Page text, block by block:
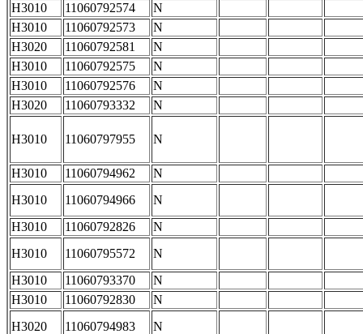
H3010
11060792574
N
H3010
11060792573
N
H3020
11060792581
N
H3010
11060792575
N
H3010
11060792576
N
H3020
11060793332 N
H3010 11060797955 N
H3010 11060794962
N
H3010
11060794966
N
H3010
11060792826
N
H3010
11060795572
N
H3010
11060793370
N
H3010
11060792830
N
H3020
11060794983 N